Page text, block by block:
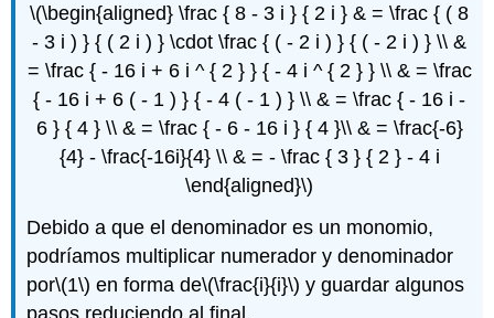
\(\begin{aligned} \frac { 8 - 3 i } { 2 i } & = \frac { ( 8
- 3 i ) } { ( 2 i ) } \cdot \frac { ( - 2 i ) } { ( - 2 i ) } \\ &
= \frac { - 16 i + 6 i ^ { 2 } } { - 4 i ^ { 2 } } \\ & = \frac
{ - 16 i + 6 ( - 1 ) } { - 4 ( - 1 ) } \\ & = \frac { - 16 i -
6 } { 4 } \\ & = \frac { - 6 - 16 i } { 4 }\\ & = \frac{-6}
{4} - \frac{-16i}{4} \\ & = - \frac { 3 } { 2 } - 4 i
\end{aligned}\)
Debido a que el denominador es un monomio,
podríamos multiplicar numerador y denominador
por\(1\) en forma de\(\frac{i}{i}\) y guardar algunos